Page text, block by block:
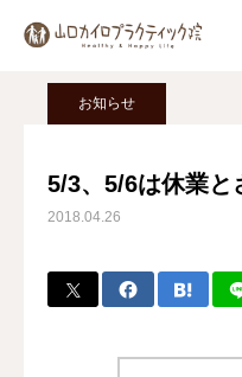
ブログ お知らせ
お知らせ
5/3、5/6は休業と
2018.04.26